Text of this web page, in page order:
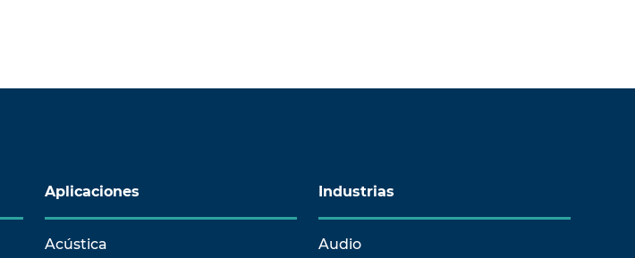
Aplicaciones
Acústica
Industrias
Audio